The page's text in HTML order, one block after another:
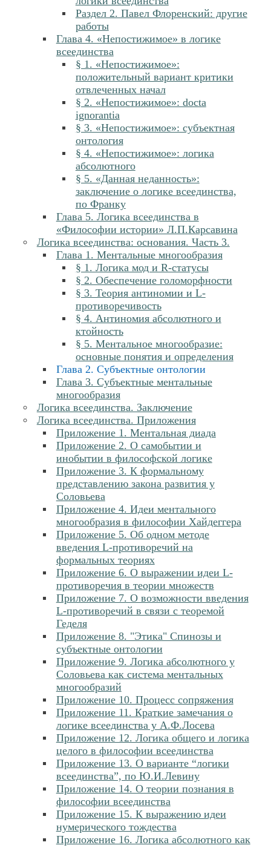
Раздел 2. Павел Флоренский: другие
работы
Глава 4. «Непостижимое» в логике
всеединства
§ 1. «Непостижимое»:
положительный вариант критики
отвлеченных начал
§ 2. «Непостижимое»: docta
ignorantia
§ 3. «Непостижимое»: субъектная
онтология
§ 4. «Непостижимое»: логика
абсолютного
§ 5. «Данная неданность»:
заключение о логике всеединства,
по Франку
Глава 5. Логика всеединства в
«Философии истории» Л.П.Карсавина
Логика всеединства: основания. Часть 3.
Глава 1. Ментальные многообразия
§ 1. Логика мод и R-статусы
§ 2. Обеспечение голоморфности
§ 3. Теория антиномии и L-
противоречивость
§ 4. Антиномия абсолютного и
ктойность
§ 5. Ментальное многообразие:
основные понятия и определения
Глава 2. Субъектные онтологии
Глава 3. Субъектные ментальные
многообразия
Логика всеединства. Заключение
Логика всеединства. Приложения
Приложение 1. Ментальная диада
Приложение 2. О самобытии и
инобытии в философской логике
Приложение 3. К формальному
представлению закона развития у
Соловьева
Приложение 4. Идеи ментального
многообразия в философии Хайдеггера
Приложение 5. Об одном методе
введения L-противоречий на
формальных теориях
Приложение 6. О выражении идеи L-
противоречия в теории множеств
Приложение 7. О возможности введения
L-противоречий в связи с теоремой
Геделя
Приложение 8. "Этика" Спинозы и
субъектные онтологии
Приложение 9. Логика абсолютного у
Соловьева как система ментальных
многообразий
Приложение 10. Процесс сопряжения
Приложение 11. Краткие замечания о
логике всеединства у А.Ф.Лосева
Приложение 12. Логика общего и логика
целого в философии всеединства
Приложение 13. О варианте “логики
всеединства”, по Ю.И.Левину
Приложение 14. О теории познания в
философии всеединства
Приложение 15. К выражению идеи
нумерического тождества
Приложение 16. Логика абсолютного как